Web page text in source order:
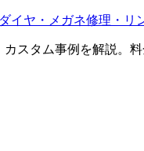
ヤ・メガネ修理・リ
スタム事例を解説。